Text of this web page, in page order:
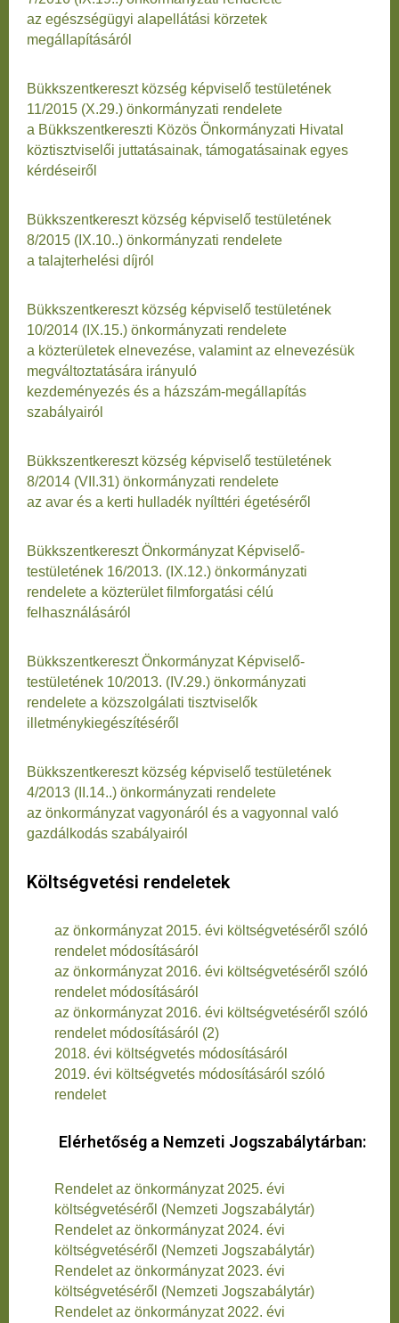
az egészségügyi alapellátási körzetek
megállapításáról
Bükkszentkereszt község képviselő testületének
11/2015 (X.29.) önkormányzati rendelete
a Bükkszentkereszti Közös Önkormányzati Hivatal
köztisztviselői juttatásainak, támogatásainak egyes
kérdéseiről
Bükkszentkereszt község képviselő testületének
8/2015 (IX.10..) önkormányzati rendelete
a talajterhelési díjról
Bükkszentkereszt község képviselő testületének
10/2014 (IX.15.) önkormányzati rendelete
a közterületek elnevezése, valamint az elnevezésük
megváltoztatására irányuló
kezdeményezés és a házszám-megállapítás
szabályairól
Bükkszentkereszt község képviselő testületének
8/2014 (VII.31) önkormányzati rendelete
az avar és a kerti hulladék nyílttéri égetéséről
Bükkszentkereszt Önkormányzat Képviselő-
testületének 16/2013. (IX.12.) önkormányzati
rendelete a közterület filmforgatási célú
felhasználásáról
Bükkszentkereszt Önkormányzat Képviselő-
testületének 10/2013. (IV.29.) önkormányzati
rendelete a közszolgálati tisztviselők
illetménykiegészítéséről
Bükkszentkereszt község képviselő testületének
4/2013 (II.14..) önkormányzati rendelete
az önkormányzat vagyonáról és a vagyonnal való
gazdálkodás szabályairól
Költségvetési rendeletek
az önkormányzat 2015. évi költségvetéséről szóló
rendelet módosításáról
az önkormányzat 2016. évi költségvetéséről szóló
rendelet módosításáról
az önkormányzat 2016. évi költségvetéséről szóló
rendelet módosításáról (2)
2018. évi költségvetés módosításáról
2019. évi költségvetés módosításáról szóló
rendelet
Elérhetőség a Nemzeti Jogszabálytárban:
Rendelet az önkormányzat 2025. évi
költségvetéséről (Nemzeti Jogszabálytár)
Rendelet az önkormányzat 2024. évi
költségvetéséről (Nemzeti Jogszabálytár)
Rendelet az önkormányzat 2023. évi
költségvetéséről (Nemzeti Jogszabálytár)
Rendelet az önkormányzat 2022. évi